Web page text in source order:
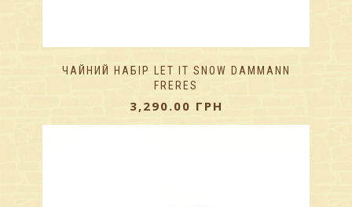
ЧАЙНИЙ НАБІР LET IT SNOW DAMMANN
FRERES
3,290.00 ГРН